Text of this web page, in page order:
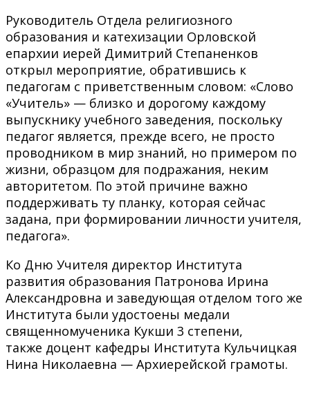
Руководитель Отдела религиозного
образования и катехизации Орловской
епархии иерей Димитрий Степаненков
открыл мероприятие, обратившись к
педагогам с приветственным словом: «Слово
«Учитель» — близко и дорогому каждому
выпускнику учебного заведения, поскольку
педагог является, прежде всего, не просто
проводником в мир знаний, но примером по
жизни, образцом для подражания, неким
авторитетом. По этой причине важно
поддерживать ту планку, которая сейчас
задана, при формировании личности учителя,
педагога».
Ко Дню Учителя директор Института
развития образования Патронова Ирина
Александровна и заведующая отделом того же
Института были удостоены медали
священномученика Кукши 3 степени,
также доцент кафедры Института Кульчицкая
Нина Николаевна — Архиерейской грамоты.